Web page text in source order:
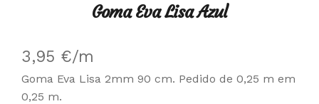
Goma Eva Lisa Azul
3,95 €/m
Goma Eva Lisa 2mm 90 cm. Pedido de 0,25 m em
0,25 m.